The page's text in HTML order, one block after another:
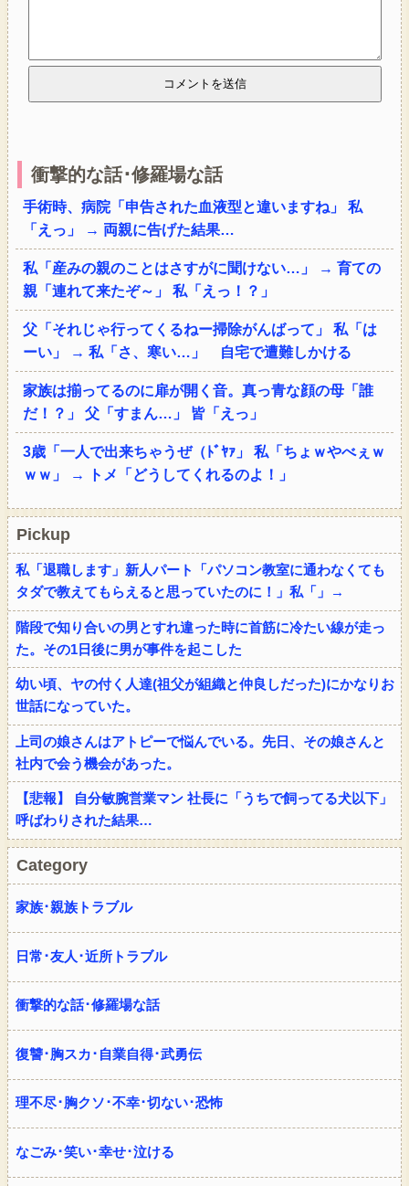
衝撃的な話･修羅場な話
手術時、病院「申告された血液型と違いますね」 私
「えっ」 → 両親に告げた結果…
私「産みの親のことはさすがに聞けない…」 → 育ての
親「連れて来たぞ～」 私「えっ！？」
父「それじゃ行ってくるねー掃除がんばって」 私「は
ーい」 → 私「さ、寒い…」 自宅で遭難しかける
家族は揃ってるのに扉が開く音。真っ青な顔の母「誰
だ！？」 父「すまん…」 皆「えっ」
3歳「一人で出来ちゃうぜ（ﾄﾞﾔｧ」 私「ちょｗやべぇｗ
ｗｗ」 → トメ「どうしてくれるのよ！」
Pickup
私「退職します」新人パート「パソコン教室に通わなくても
タダで教えてもらえると思っていたのに！」私「」→
階段で知り合いの男とすれ違った時に首筋に冷たい線が走っ
た。その1日後に男が事件を起こした
幼い頃、ヤの付く人達(祖父が組織と仲良しだった)にかなりお
世話になっていた。
上司の娘さんはアトピーで悩んでいる。先日、その娘さんと
社内で会う機会があった。
【悲報】 自分敏腕営業マン 社長に「うちで飼ってる犬以下」
呼ばわりされた結果…
Category
家族･親族トラブル
日常･友人･近所トラブル
衝撃的な話･修羅場な話
復讐･胸スカ･自業自得･武勇伝
理不尽･胸クソ･不幸･切ない･恐怖
なごみ･笑い･幸せ･泣ける